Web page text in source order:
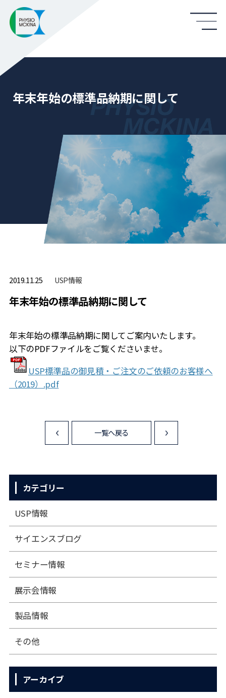
年末年始の標準品納期に関して
2019.11.25 USP情報
年末年始の標準品納期に関して
年末年始の標準品納期に関してご案内いたします。
以下のPDFファイルをご覧くださいませ。
USP標準品の御見積・ご注文のご依頼のお客様へ
（2019）.pdf
<
一覧へ戻る
カテゴリー
USP情報
サイエンスブログ
セミナー情報
展⽰会情報
製品情報
その他
アーカイブ